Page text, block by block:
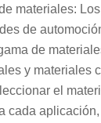
materiales:
de
de
y materiales
el
cada